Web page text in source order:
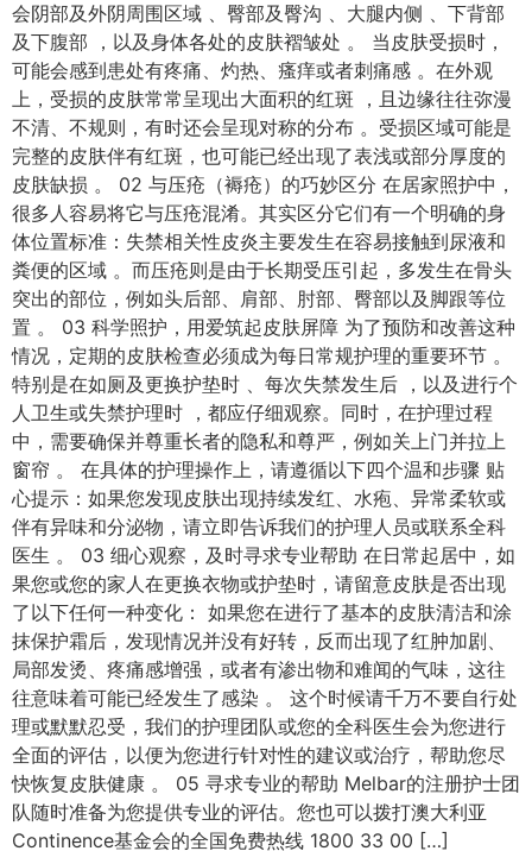
会阴部及外阴周围区域 、臀部及臀沟 、大腿内侧 、下背部
及下腹部 ，以及身体各处的皮肤褶皱处 。 当皮肤受损时，
可能会感到患处有疼痛、灼热、瘙痒或者刺痛感 。在外观
上，受损的皮肤常常呈现出大面积的红斑 ，且边缘往往弥漫
不清、不规则，有时还会呈现对称的分布 。受损区域可能是
完整的皮肤伴有红斑，也可能已经出现了表浅或部分厚度的
皮肤缺损 。 02 与压疮（褥疮）的巧妙区分 在居家照护中，
很多人容易将它与压疮混淆。其实区分它们有一个明确的身
体位置标准：失禁相关性皮炎主要发生在容易接触到尿液和
粪便的区域 。而压疮则是由于长期受压引起，多发生在骨头
突出的部位，例如头后部、肩部、肘部、臀部以及脚跟等位
置 。 03 科学照护，用爱筑起皮肤屏障 为了预防和改善这种
情况，定期的皮肤检查必须成为每日常规护理的重要环节 。
特别是在如厕及更换护垫时 、每次失禁发生后 ，以及进行个
人卫生或失禁护理时 ，都应仔细观察。同时，在护理过程
中，需要确保并尊重长者的隐私和尊严，例如关上门并拉上
窗帘 。 在具体的护理操作上，请遵循以下四个温和步骤 贴
心提示：如果您发现皮肤出现持续发红、水疱、异常柔软或
伴有异味和分泌物，请立即告诉我们的护理人员或联系全科
医生 。 03 细心观察，及时寻求专业帮助 在日常起居中，如
果您或您的家人在更换衣物或护垫时，请留意皮肤是否出现
了以下任何一种变化： 如果您在进行了基本的皮肤清洁和涂
抹保护霜后，发现情况并没有好转，反而出现了红肿加剧、
局部发烫、疼痛感增强，或者有渗出物和难闻的气味，这往
往意味着可能已经发生了感染 。 这个时候请千万不要自行处
理或默默忍受，我们的护理团队或您的全科医生会为您进行
全面的评估，以便为您进行针对性的建议或治疗，帮助您尽
快恢复皮肤健康 。 05 寻求专业的帮助 Melbar的注册护士团
队随时准备为您提供专业的评估。您也可以拨打澳大利亚
Continence基金会的全国免费热线 1800 33 00 […]